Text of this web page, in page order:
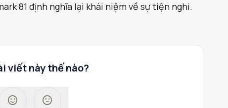
81 định nghĩa lại khái niệm về sự tiện nghi.
viết này thế nào?
sentiment_satisfied sentiment_neutral